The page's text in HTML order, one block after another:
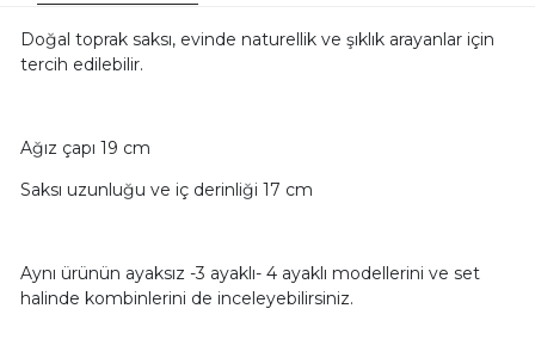
Doğal toprak saksı, evinde naturellik ve şıklık arayanlar için
tercih edilebilir.
Ağız çapı 19 cm
Saksı uzunluğu ve iç derinliği 17 cm
Aynı ürünün ayaksız -3 ayaklı- 4 ayaklı modellerini ve set
halinde kombinlerini de inceleyebilirsiniz.